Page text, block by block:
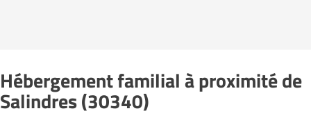
Hébergement familial à proximité de
Salindres (30340)